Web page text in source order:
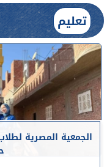
تعليم
الجمعية المصرية